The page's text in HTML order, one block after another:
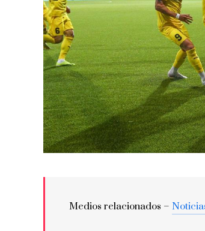
Medios relacionados –